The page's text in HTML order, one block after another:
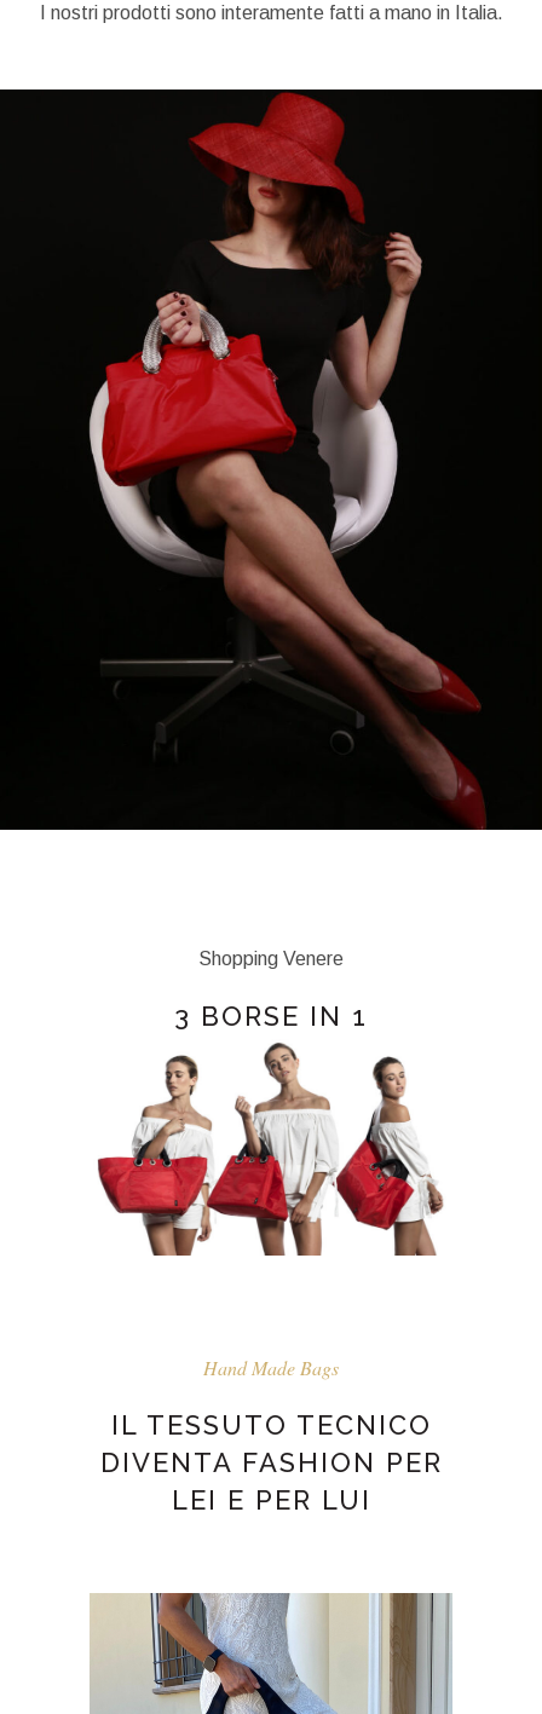
I nostri prodotti sono interamente fatti a mano in Italia.
Shopping Venere
3 BORSE IN 1
Hand Made Bags
IL TESSUTO TECNICO
DIVENTA FASHION PER
LEI E PER LUI